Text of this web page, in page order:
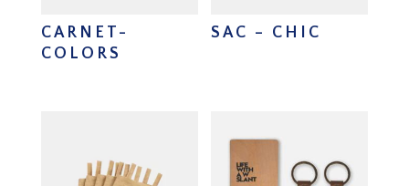
CARNET-
COLORS
SAC – CHIC